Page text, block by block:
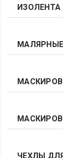
ИЗОЛЕНТА
ЧЕХЛЫ